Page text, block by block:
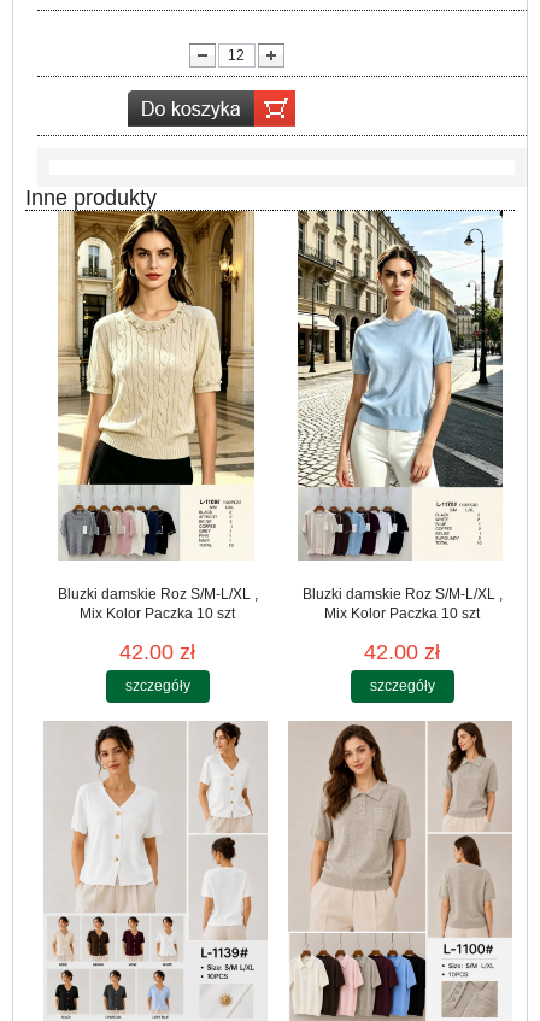
Inne produkty
Bluzki damskie Roz S/M-L/XL ,
Mix Kolor Paczka 10 szt
42.00 zł
szczegóły
Bluzki damskie Roz S/M-L/XL ,
Mix Kolor Paczka 10 szt
42.00 zł
szczegóły